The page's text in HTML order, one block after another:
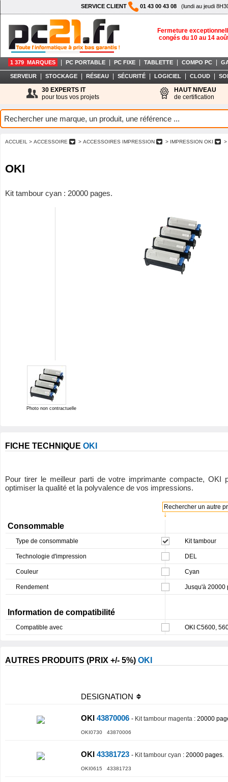
SERVICE CLIENT 01 43 00 43 08 (lundi au jeudi
Fermeture
congés du 10 au 14
1 379 MARQUES PC PORTABLE PC FIXE TABLETTE COMPO PC
SERVEUR STOCKAGE RÉSEAU SÉCURITÉ LOGICIEL CLOUD
30 EXPERTS IT
pour tous vos projets
HAUT NIVEAU
de certification
ACCUEIL > ACCESSOIRE > ACCESSOIRES IMPRESSION > IMPRESSION OKI >
OKI
Kit tambour cyan : 20000 pages.
Photo non contractuelle
FICHE TECHNIQUE OKI
Pour tirer le meilleur parti de votre imprimante compacte,
optimiser la qualité et la polyvalence de vos impressions.
↓
Rechercher un autre
Consommable
Type de consommable Kit tambour
Technologie d'impression DEL
Couleur Cyan
Rendement Jusqu'à 20000
Information de compatibilité
Compatible avec OKI C5600,
AUTRES PRODUITS (PRIX +/- 5%) OKI
DESIGNATION
OKI 43870006 - Kit tambour magenta : 20000
OKI0730 43870006
OKI 43381723 - Kit tambour cyan : 20000 pages.
OKI0615 43381723